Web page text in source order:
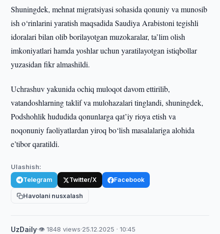
Shuningdek, mehnat migratsiyasi sohasida qonuniy va munosib
ish o‘rinlarini yaratish maqsadida Saudiya Arabistoni tegishli
idoralari bilan olib borilayotgan muzokaralar, ta’lim olish
imkoniyatlari hamda yoshlar uchun yaratilayotgan istiqbollar
yuzasidan fikr almashildi.
Uchrashuv yakunida ochiq muloqot davom ettirilib,
vatandoshlarning taklif va mulohazalari tinglandi, shuningdek,
Podshohlik hududida qonunlarga qat’iy rioya etish va
noqonuniy faoliyatlardan yiroq bo‘lish masalalariga alohida
e’tibor qaratildi.
Ulashish:
Telegram Twitter/X Facebook
Havolani nusxalash
UzDaily·👁 1848 views·25.12.2025 · 10:45